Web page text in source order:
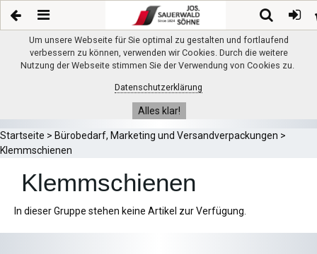
Um unsere Webseite für Sie optimal zu gestalten und fortlaufend
verbessern zu können, verwenden wir Cookies. Durch die weitere
Nutzung der Webseite stimmen Sie der Verwendung von Cookies zu.
Datenschutzerklärung
Alles klar!
Startseite > Bürobedarf, Marketing und Versandverpackungen >
Klemmschienen
Klemmschienen
In dieser Gruppe stehen keine Artikel zur Verfügung.